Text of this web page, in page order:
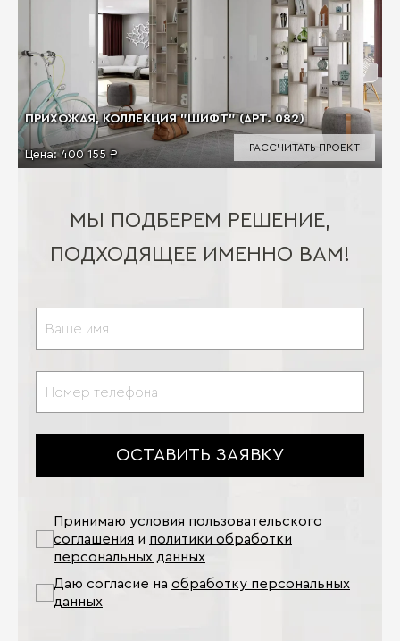
ПРИХОЖАЯ, КОЛЛЕКЦИЯ "ШИФТ" (АРТ. 082)
Цена:400 155 ₽
РАССЧИТАТЬ ПРОЕКТ
МЫ ПОДБЕРЕМ РЕШЕНИЕ,
ПОДХОДЯЩЕЕ ИМЕННО ВАМ!
ОСТАВИТЬ ЗАЯВКУ
Принимаю условия пользовательского
соглашения и политики обработки
персональных данных
Даю согласие на обработку персональных
данных